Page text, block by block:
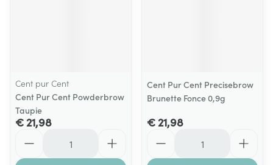
Cent pur Cent
Cent Pur Cent Powderbrow
Taupie
€ 21,98
Cent Pur Cent Precisebrow
Brunette Fonce 0,9g
€ 21,98